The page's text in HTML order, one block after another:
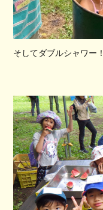
そしてダブルシャワー！